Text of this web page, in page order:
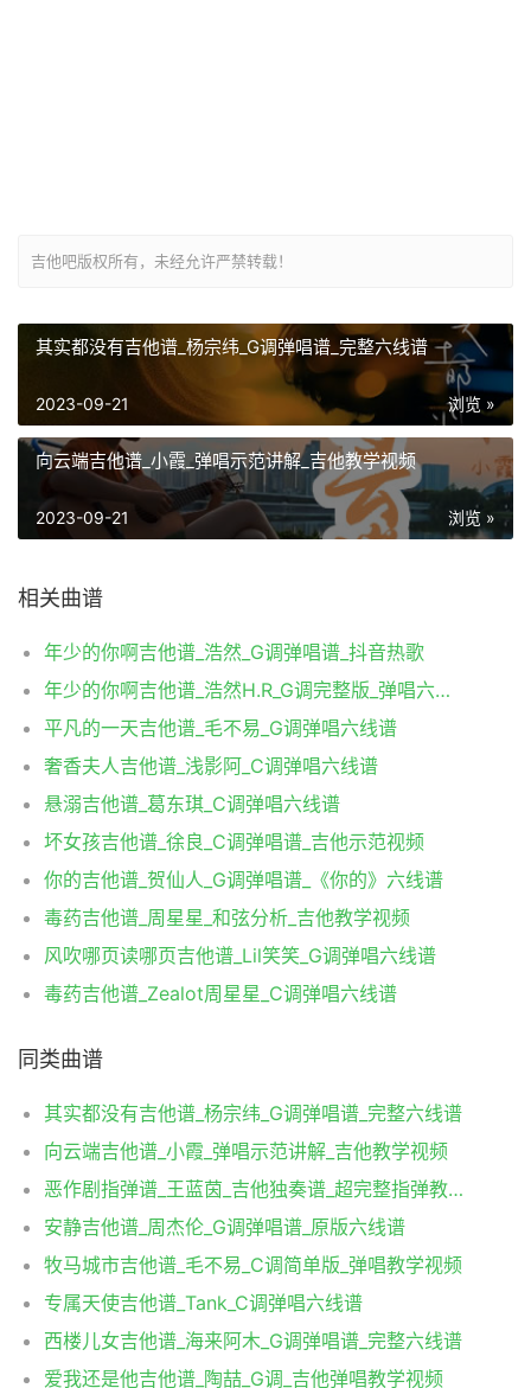
吉他吧版权所有，未经允许严禁转载！
其实都没有吉他谱_杨宗纬_G调弹唱谱_完整六线谱
浏览 »
2023-09-21
向云端吉他谱_小霞_弹唱示范讲解_吉他教学视频
浏览 »
2023-09-21
相关曲谱
年少的你啊吉他谱_浩然_G调弹唱谱_抖音热歌
年少的你啊吉他谱_浩然H.R_G调完整版_弹唱六线谱
平凡的一天吉他谱_毛不易_G调弹唱六线谱
奢香夫人吉他谱_浅影阿_C调弹唱六线谱
悬溺吉他谱_葛东琪_C调弹唱六线谱
坏女孩吉他谱_徐良_C调弹唱谱_吉他示范视频
你的吉他谱_贺仙人_G调弹唱谱_《你的》六线谱
毒药吉他谱_周星星_和弦分析_吉他教学视频
风吹哪页读哪页吉他谱_Lil笑笑_G调弹唱六线谱
毒药吉他谱_Zealot周星星_C调弹唱六线谱
同类曲谱
其实都没有吉他谱_杨宗纬_G调弹唱谱_完整六线谱
向云端吉他谱_小霞_弹唱示范讲解_吉他教学视频
恶作剧指弹谱_王蓝茵_吉他独奏谱_超完整指弹教学视频
安静吉他谱_周杰伦_G调弹唱谱_原版六线谱
牧马城市吉他谱_毛不易_C调简单版_弹唱教学视频
专属天使吉他谱_Tank_C调弹唱六线谱
西楼儿女吉他谱_海来阿木_G调弹唱谱_完整六线谱
爱我还是他吉他谱_陶喆_G调_吉他弹唱教学视频